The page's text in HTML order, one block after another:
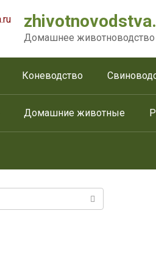
Домашнее животноводство
Коневодство
Домашние животные